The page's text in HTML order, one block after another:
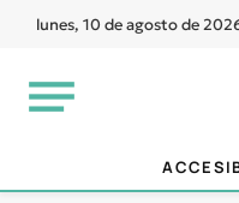
lunes, 10 de agosto de